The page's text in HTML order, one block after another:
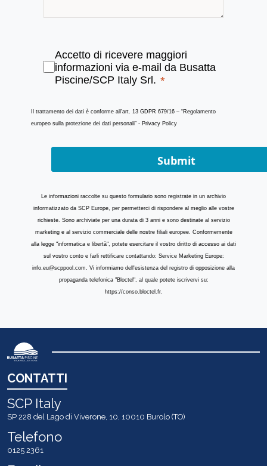
Accetto di ricevere maggiori
informazioni via e-mail da Busatta
Piscine/SCP Italy Srl.
Il trattamento dei dati è conforme all'art. 13 GDPR 679/16 – “Regolamento
europeo sulla protezione dei dati personali” - Privacy Policy
Submit
Le informazioni raccolte su questo formulario sono registrate in un archivio
informatizzato da SCP Europe, per permetterci di rispondere al meglio alle vostre
richieste. Sono archiviate per una durata di 3 anni e sono destinate al servizio
marketing e al servizio commerciale delle nostre filiali europee. Conformemente
alla legge "informatica e libertà", potete esercitare il vostro diritto di accesso ai dati
sul vostro conto e farli rettificare contattando: Service Marketing Europe:
info.eu@scppool.com. Vi informiamo dell'esistenza del registro di opposizione alla
propaganda telefonica "Bloctel", al quale potete iscrivervi su:
https://conso.bloctel.fr.
CONTATTI
SCP Italy
SP 228 del Lago di Viverone, 10, 10010 Burolo (TO)
Telefono
0125 2361